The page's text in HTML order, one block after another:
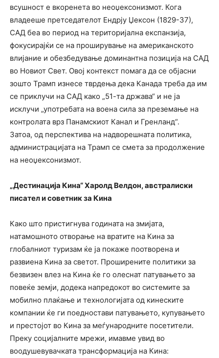
всушност е вкоренета во неоџексонизмот. Кога
владееше претседателот Ендрју Џексон (1829-37),
САД беа во период на територијална експанзија,
фокусирајќи се на проширување на американското
влијание и обезбедување доминантна позиција на САД
во Новиот Свет. Овој контекст помага да се објасни
зошто Трамп изнесе тврдења дека Канада треба да им
се приклучи на САД како „51-та држава“ и не ја
исклучи „употребата на воена сила за преземање на
контролата врз Панамскиот Канал и Гренланд“.
Затоа, од перспектива на надворешната политика,
администрацијата на Трамп се смета за продолжение
на неоџексонизмот.
„Дестинација Кина“ Харолд Велдон, австралиски
писател и советник за Кина
Како што пристигнува годината на змијата,
натамошното отворање на вратите на Кина за
глобалниот туризам ќе ја покаже поотворена и
развиена Кина за светот. Проширените политики за
безвизен влез на Кина ќе го олеснат патувањето за
повеќе земји, додека напредокот во системите за
мобилно плаќање и технологијата од кинеските
компании ќе ги поедностави патувањето, купувањето
и престојот во Кина за меѓународните посетители.
Преку социјалните мрежи, имавме увид во
воодушевувачката трансформација на Кина: